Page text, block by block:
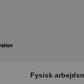
Fysisk